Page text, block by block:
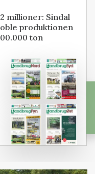
millioner: Sindal
produktionen
ton